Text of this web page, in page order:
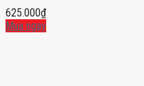
625.000₫
Mua ngay